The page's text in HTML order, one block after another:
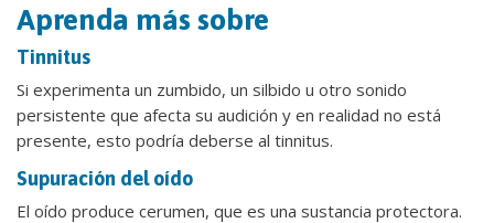
Aprenda más sobre
Tinnitus
Si experimenta un zumbido, un silbido u otro sonido
persistente que afecta su audición y en realidad no está
presente, esto podría deberse al tinnitus.
Supuración del oído
El oído produce cerumen, que es una sustancia protectora.